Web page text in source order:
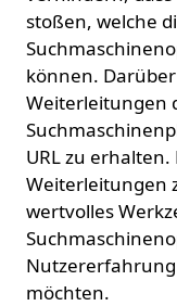
stoßen, welche
können.
Weiterleitungen
URL zu
Weiterleitungen
wertvolles
möchten.